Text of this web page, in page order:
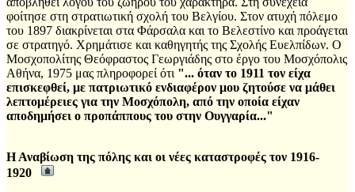
φοίτησε στη στρατιωτική σχολή του Βελγίου. Στον ατυχή πόλεμο
του 1897 διακρίνεται στα Φάρσαλα και το Βελεστίνο και προάγεται
σε στρατηγό. Χρημάτισε και καθηγητής της Σχολής Ευελπίδων. Ο
Μοσχοπολίτης Θεόφραστος Γεωργιάδης στο έργο του Μοσχόπολις
Αθήνα, 1975 μας πληροφορεί ότι "... όταν το 1911 τον είχα
επισκεφθεί, με πατριωτικό ενδιαφέρον μου ζητούσε να μάθει
λεπτομέρειες για την Μοσχόπολη, από την οποία είχαν
αποδημήσει ο προπάππους του στην Ουγγαρία..."
Η Αναβίωση της πόλης και οι νέες καταστροφές τον 1916-
1920